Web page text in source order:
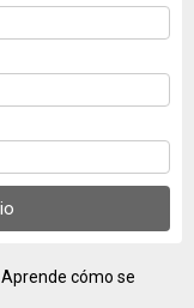
Aprende cómo se